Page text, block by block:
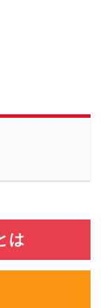
は